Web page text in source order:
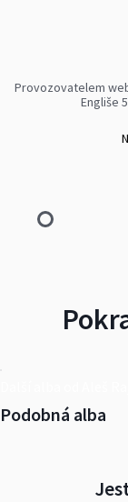
Provozovatelem
Engliše
Podobná alba